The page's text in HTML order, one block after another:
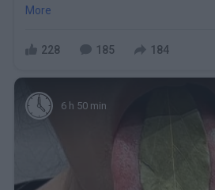
More
228 185 184
6 h 50 min